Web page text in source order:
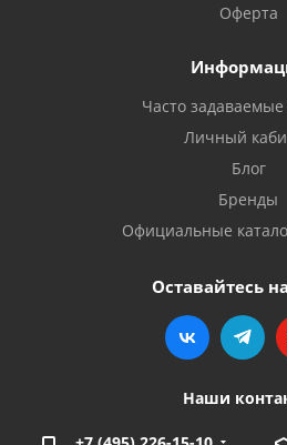
Оферта
Часто
Личный
Блог
Бренды
Официальные
Оставайтесь
Наши